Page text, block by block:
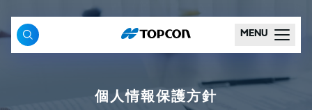
MENU
個人情報保護方針